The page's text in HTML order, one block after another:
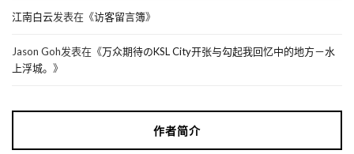
江南白云发表在《访客留言簿》
Jason Goh发表在《万众期待のKSL City开张与勾起我回忆中的地方－水
上浮城。 》
作者简介